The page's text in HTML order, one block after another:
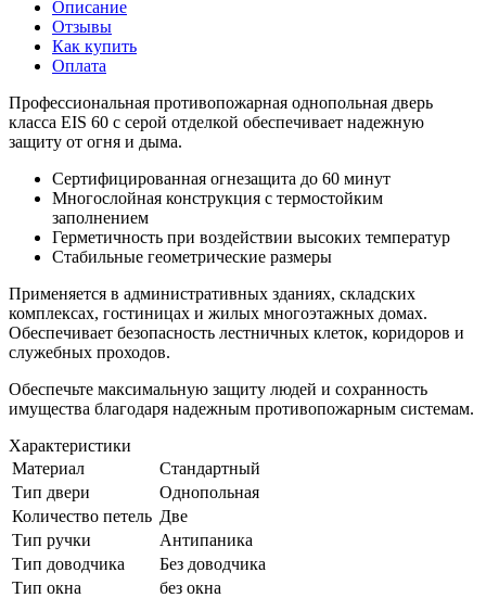
Описание
Отзывы
Как купить
Оплата
Профессиональная противопожарная однопольная дверь
класса EIS 60 с серой отделкой обеспечивает надежную
защиту от огня и дыма.
Сертифицированная огнезащита до 60 минут
Многослойная конструкция с термостойким
заполнением
Герметичность при воздействии высоких температур
Стабильные геометрические размеры
Применяется в административных зданиях, складских
комплексах, гостиницах и жилых многоэтажных домах.
Обеспечивает безопасность лестничных клеток, коридоров и
служебных проходов.
Обеспечьте максимальную защиту людей и сохранность
имущества благодаря надежным противопожарным системам.
Характеристики
Материал
Стандартный
Тип двери
Однопольная
Количество петель Две
Тип ручки
Антипаника
Тип доводчика
Без доводчика
Тип окна
без окна